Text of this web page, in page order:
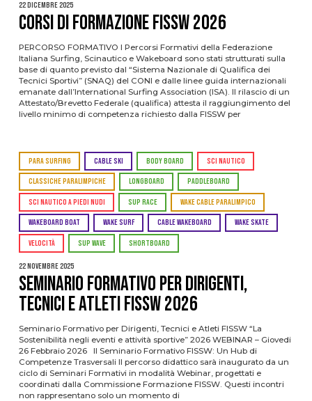
22 Dicembre 2025
CORSI DI FORMAZIONE FISSW 2026
PERCORSO FORMATIVO I Percorsi Formativi della Federazione
Italiana Surfing, Scinautico e Wakeboard sono stati strutturati sulla
base di quanto previsto dal “Sistema Nazionale di Qualifica dei
Tecnici Sportivi” (SNAQ) del CONI e dalle linee guida internazionali
emanate dall’International Surfing Association (ISA). Il rilascio di un
Attestato/Brevetto Federale (qualifica) attesta il raggiungimento del
livello minimo di competenza richiesto dalla FISSW per
PARA SURFING CABLE SKI BODY BOARD SCI NAUTICO
CLASSICHE PARALIMPICHE LONGBOARD PADDLEBOARD
SCI NAUTICO A PIEDI NUDI SUP RACE WAKE CABLE PARALIMPICO
WAKEBOARD BOAT WAKE SURF CABLE WAKEBOARD WAKE SKATE
VELOCITÀ SUP WAVE SHORTBOARD
22 Novembre 2025
Seminario Formativo per Dirigenti,
Tecnici e Atleti FISSW 2026
Seminario Formativo per Dirigenti, Tecnici e Atleti FISSW “La
Sostenibilità negli eventi e attività sportive” 2026 WEBINAR – Giovedi
26 Febbraio 2026 Il Seminario Formativo FISSW: Un Hub di
Competenze Trasversali Il percorso didattico sarà inaugurato da un
ciclo di Seminari Formativi in modalità Webinar, progettati e
coordinati dalla Commissione Formazione FISSW. Questi incontri
non rappresentano solo un momento di